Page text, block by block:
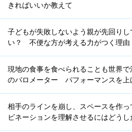
きればいいか教えて
子どもが失敗しないよう親が先回り
い？ 不便な方が考える力がつく理由
現地の食事を食べられることも世界
のバロメーター パフォーマンスを上
相手のラインを崩し、スペースを作
ビネーションを理解させるにはどうし